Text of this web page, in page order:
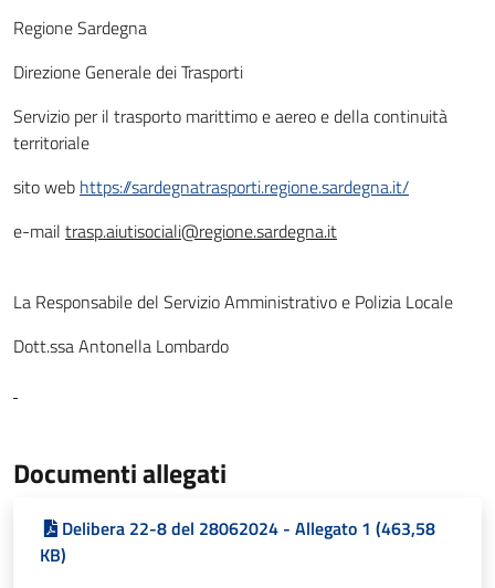
Regione Sardegna
Direzione Generale dei Trasporti
Servizio per il trasporto marittimo e aereo e della continuità
territoriale
sito web https://sardegnatrasporti.regione.sardegna.it/
e-mail trasp.aiutisociali@regione.sardegna.it
La Responsabile del Servizio Amministrativo e Polizia Locale
Dott.ssa Antonella Lombardo
Documenti allegati
Delibera 22-8 del 28062024 - Allegato 1 (463,58
KB)